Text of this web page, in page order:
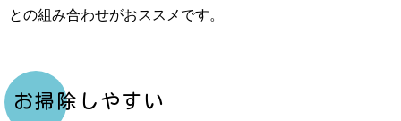
との組み合わせがおススメです。
お掃除しやすい